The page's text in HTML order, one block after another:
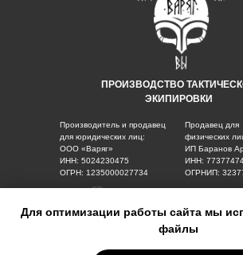
Для оптимизации работы сайта мы
файлы
ПРОИЗВОДСТВО
ЭКИПИРОВКИ
Производитель и продавец
для юридических лиц:
ООО «Варяг»
ИНН: 5024230475
ОГРН: 1235000027734
Продавец для
физических
ИП Баранов
ИНН:
ОГРНИП:
Для юр. лиц